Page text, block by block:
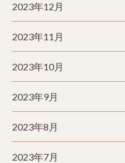
2023年12月
2023年11月
2023年10月
2023年9月
2023年8月
2023年7月